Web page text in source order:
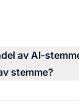
av AI-
stemme?